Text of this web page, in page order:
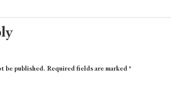
be published.Required fields are marked*